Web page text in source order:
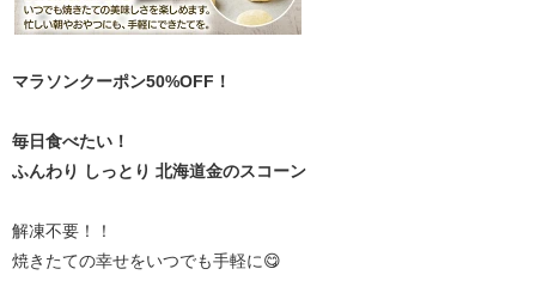
マラソンクーポン50%OFF！
毎日食べたい！
ふんわり しっとり 北海道金のスコーン
解凍不要！！
焼きたての幸せをいつでも手軽に😋